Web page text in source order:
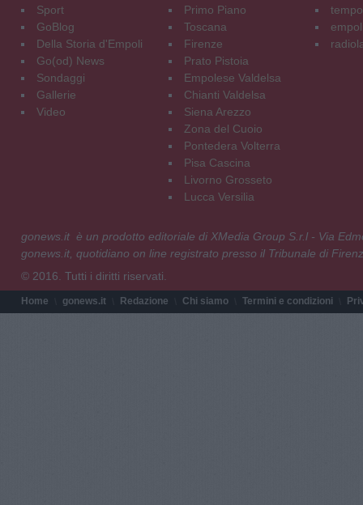
Sport
GoBlog
Della Storia d'Empoli
Go(od) News
Sondaggi
Gallerie
Video
Primo Piano
Toscana
Firenze
Prato Pistoia
Empolese Valdelsa
Chianti Valdelsa
Siena Arezzo
Zona del Cuoio
Pontedera Volterra
Pisa Cascina
Livorno Grosseto
Lucca Versilia
gonews.it è un prodotto editoriale di XMedia Group S.r.l - Via
gonews.it, quotidiano on line registrato presso il Tribunale di
© 2016. Tutti i diritti riservati.
Home gonews.it Redazione Chi siamo Termini e condizioni